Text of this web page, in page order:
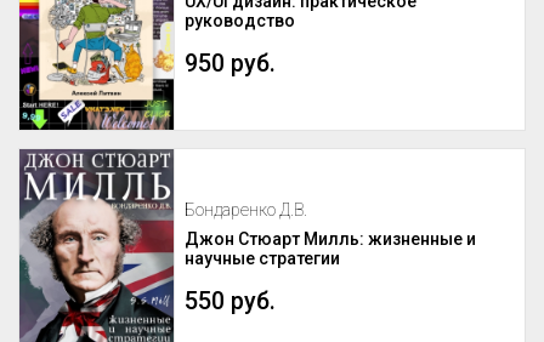
руководство
950 руб.
Бондаренко Д.В.
Джон Стюарт Милль: жизненные и
научные стратегии
550 руб.